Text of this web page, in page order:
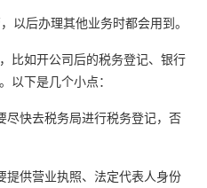
以后办理其他业务时都会用到。
比如开公司后的税务登记、银行
以下是几个小点：
尽快去税务局进行税务登记，否
提供营业执照、法定代表人身份